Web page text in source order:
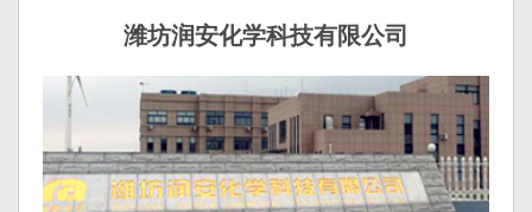
潍坊润安化学科技有限公司